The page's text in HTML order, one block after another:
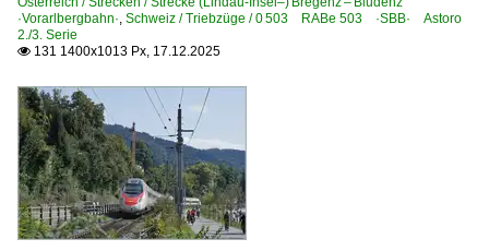
BR 2068 ·JW B'B'-17· 'Flüsterlok'
BR 1016 ·ES 64 U2· Taurus
BR 1016 ·ES 64 U2· Taurus Werbeloks
BR 1042
BR 1044
BR 1063
·Vorarlbergbahn·, Schweiz / Triebzüge / 0 503 RABe 503 ·SBB· Astoro
2./3. Serie
 131 1400x1013 Px, 17.12.2025